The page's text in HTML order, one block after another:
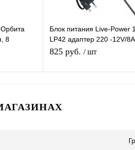
Орбита
8
Блок питания Live-Power
LP42 адаптер 220 -12V/
м, штекер 5.5*2,5 мм
825 руб. / шт